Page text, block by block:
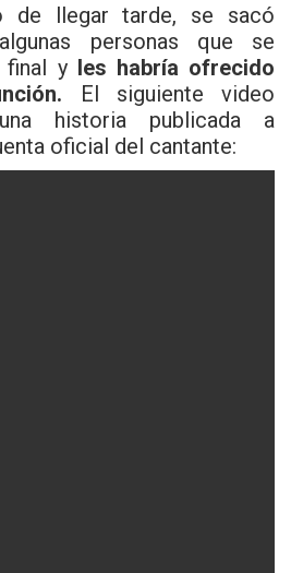
de llegar tarde, se sacó
personas que se
final yles habría ofrecido
El siguiente video
historia publicada a
oficial del cantante: